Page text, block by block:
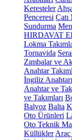
Keresteler
Penceresi Çatı
Sundurma
HIRDAVAT
Lokma
Tornavida
Zımbalar ve
Anahtar
İngiliz Anahtarı
Anahtar ve
ve Takımları
Balyoz Balta
Oto Ürünleri
Oto Teknik
Küllükler Araç